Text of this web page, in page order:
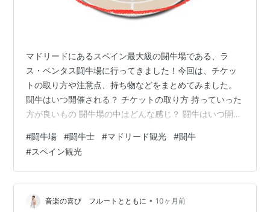
マドリードにあるスペイン最大級の闘牛場である、ラ
ス・ベンタス闘牛場に行ってきました！今回は、チケッ
トの取り方や注意点、持ち物などをまとめてみました。
闘牛はいつ開催される？ チケットの取り方 持っていった
方が良いもの 闘牛場の中はどんな感じ？ 闘牛はいつ開催
日曜日と祝日に開催されると言われていますが、カレン
ダーを見た感じ、ほかの曜日にも開催されています。 試
合開始は18時や19時ですが、試合開始時点ではまだまだ
明るいです。試合が進むと日が沈み、きれいな夜空とラ
イトアップされた会場、闘牛士のカラフルな旗がよく映
#闘牛場 #闘牛士 #マドリード観光 #闘牛
#スペイン観光
音楽の喜び フルートとともに • 10ヶ月前